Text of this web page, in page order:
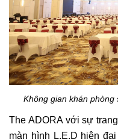
Không gian khán phòng
The ADORA với sự
màn hình L.E.D hiện